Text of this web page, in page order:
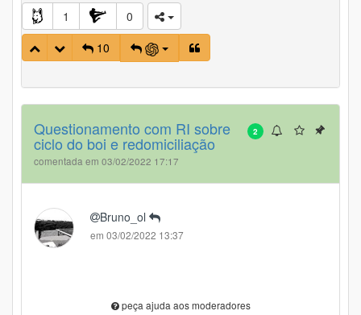
1
0
10
2
Questionamento com RI sobre
ciclo do boi e redomiciliação
comentada em 03/02/2022 17:17
Bruno_ol
em 03/02/2022 13:37
peça ajuda aos moderadores